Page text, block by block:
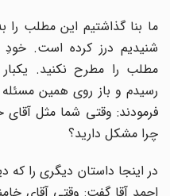
ما بنا گذاشتیم این مطلب را
شنیدیم درز کرده‌ است. خودِ
مطلب را مطرح نکنید.
رسیدم و باز روی همین مسئله
فرمودند: وقتی شما مثل آقای
چرا مشکل دارید؟
در اینجا داستان دیگری را که